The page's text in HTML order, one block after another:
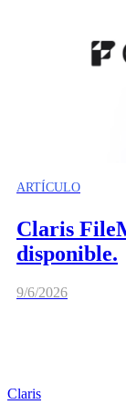
ARTÍCULO
Claris
disponible.
9/6/2026
Claris